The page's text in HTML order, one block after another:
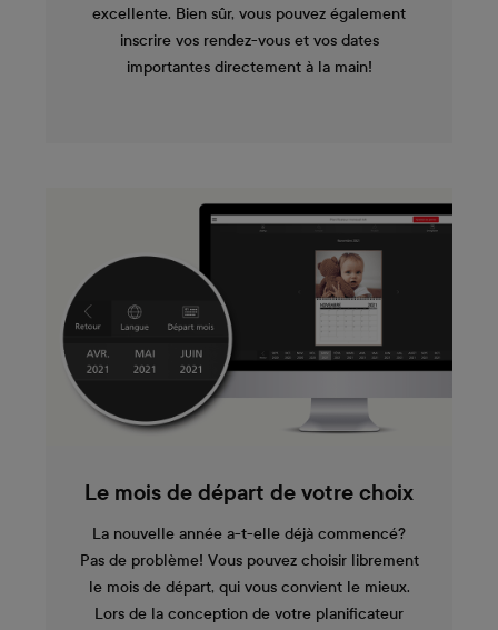
excellente. Bien sûr, vous pouvez également
inscrire vos rendez-vous et vos dates
importantes directement à la main!
Le mois de départ de votre choix
La nouvelle année a-t-elle déjà commencé?
Pas de problème! Vous pouvez choisir librement
le mois de départ, qui vous convient le mieux.
Lors de la conception de votre planificateur